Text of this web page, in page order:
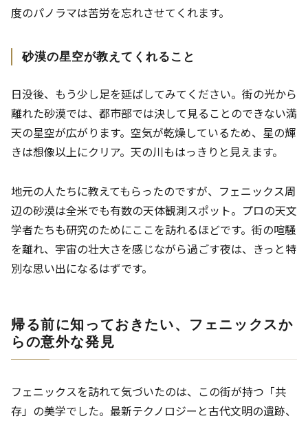
度のパノラマは苦労を忘れさせてくれます。
砂漠の星空が教えてくれること
日没後、もう少し足を延ばしてみてください。街の光から
離れた砂漠では、都市部では決して見ることのできない満
天の星空が広がります。空気が乾燥しているため、星の輝
きは想像以上にクリア。天の川もはっきりと見えます。
地元の人たちに教えてもらったのですが、フェニックス周
辺の砂漠は全米でも有数の天体観測スポット。プロの天文
学者たちも研究のためにここを訪れるほどです。街の喧騒
を離れ、宇宙の壮大さを感じながら過ごす夜は、きっと特
別な思い出になるはずです。
帰る前に知っておきたい、フェニックスか
らの意外な発見
フェニックスを訪れて気づいたのは、この街が持つ「共
存」の美学でした。最新テクノロジーと古代文明の遺跡、